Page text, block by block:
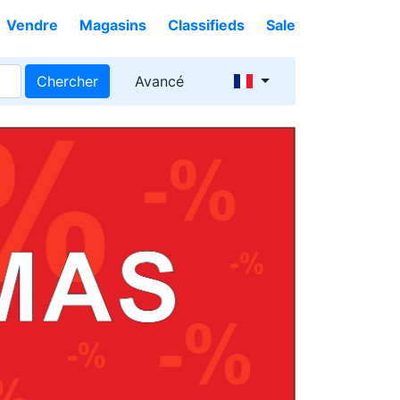
Vendre Magasins Classifieds Sale
Chercher Avancé